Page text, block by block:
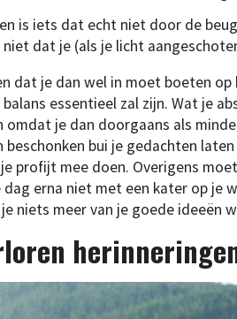
is iets dat echt niet door de
dat je (als je licht
dat je dan wel in moet boeten
essentieel zal zijn. Wat je
omdat je dan doorgaans als
bui je gedachten
profijt mee doen. Overigens
erna niet met een kater op je
niets meer van je goede ideeën